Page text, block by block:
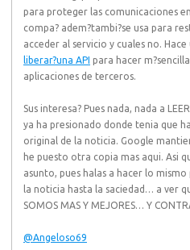
para proteger las comunicaciones
compa? adem?tambi?se usa para
acceder al servicio y cuales no. Hace
liberar?una API para hacer
aplicaciones de terceros.
Sus interesa? Pues nada, nada a
ya ha presionado donde tenia que
original de la noticia. Google
he puesto otra copia mas aqui. Asi
asunto, pues halas a hacer lo
la noticia hasta la saciedad… a ver
SOMOS MAS Y MEJORES… Y
@Angeloso69